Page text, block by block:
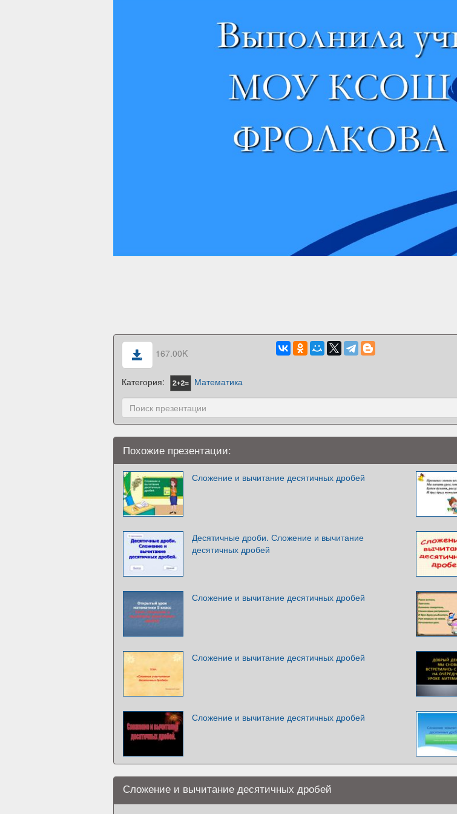
167.00K
Категория: Математика
Похожие презентации:
Сложение и вычитание десятичных дробей
Десятичные дроби. Сложение и вычитание
десятичных дробей
Сложение и вычитание десятичных дробей
Сложение и вычитание десятичных дробей
Сложение и вычитание десятичных дробей
Сложение и вычитание десятичных дробей